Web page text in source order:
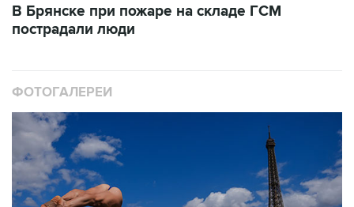
В Брянске при пожаре на складе ГСМ
пострадали люди
ФОТОГАЛЕРЕИ